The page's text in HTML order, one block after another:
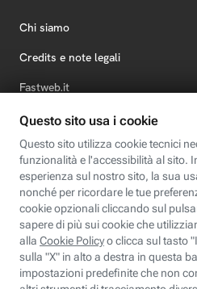
Chi siamo
Credits e note legali
Fastweb.it
Formazione
Fastweb Digital Academy
STEP FuturAbility District